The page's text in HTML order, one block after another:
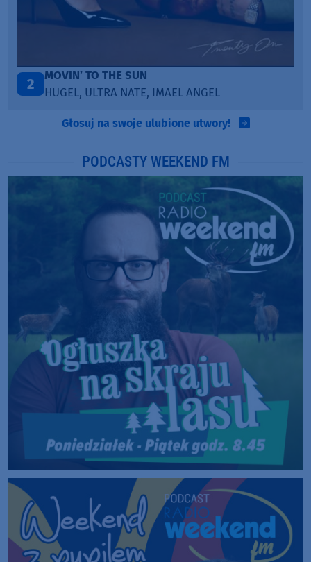
3
LEGENDARY LOVERS (SAVE ME)
KATY PERRY & CHIEF KEEF
Głosuj na swoje ulubione utwory!
PODCASTY WEEKEND FM